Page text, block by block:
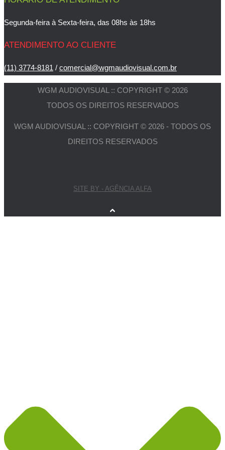
Segunda-feira à Sexta-feira, das 08hs às 18hs
ATENDIMENTO AO CLIENTE
(11) 3774-8181 / comercial@wgmaudiovisual.com.br
WGM AUDIOVISUAL :: COPYRIGHT © 2026
TODOS OS DIREITOS RESERVADOS
WGM AUDIOVISUAL :: COPYRIGHT © 2026 - TODOS OS
DIREITOS RESERVADOS
SITE BY - AGÊNCIA ALFA